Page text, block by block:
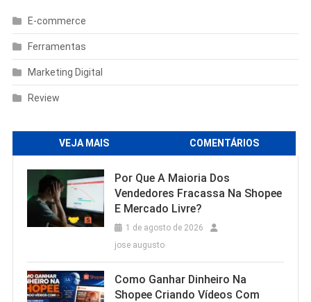
E-commerce
Ferramentas
Marketing Digital
Review
VEJA MAIS COMENTÁRIOS
Por Que A Maioria Dos
Vendedores Fracassa Na Shopee
E Mercado Livre?
1 de agosto de 2026
jose augusto
Como Ganhar Dinheiro Na
Shopee Criando Vídeos Com